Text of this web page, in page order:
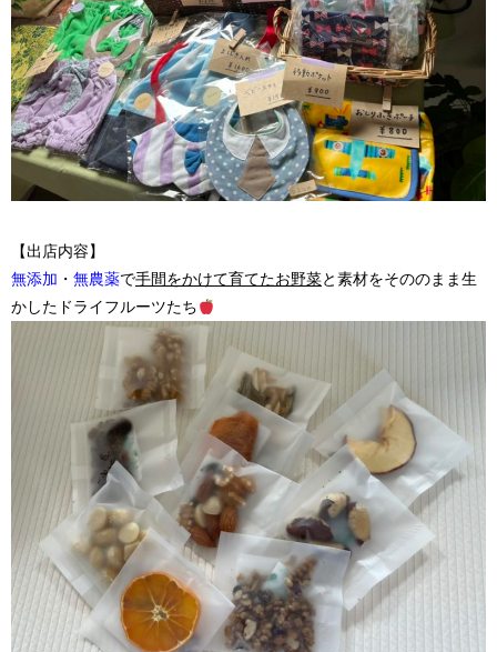
【出店内容】
無添加 ・ 無農薬で手間をかけて育てたお野菜と素材をそののまま生
かしたドライフルーツたち